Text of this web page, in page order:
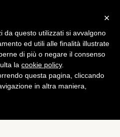
×
da questo utilizzati si avvalgono
ed utili alle finalità illustrate
di più o negare il consenso
la cookie policy.
questa pagina, cliccando
in altra maniera,